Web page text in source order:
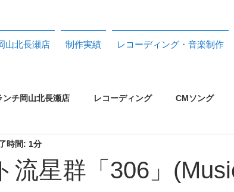
山北長瀬店 制作実績 レコーディング・音楽制作
ンチ岡山北長瀬店 レコーディング CMソング
ット
流星群「306」
時間: 1分